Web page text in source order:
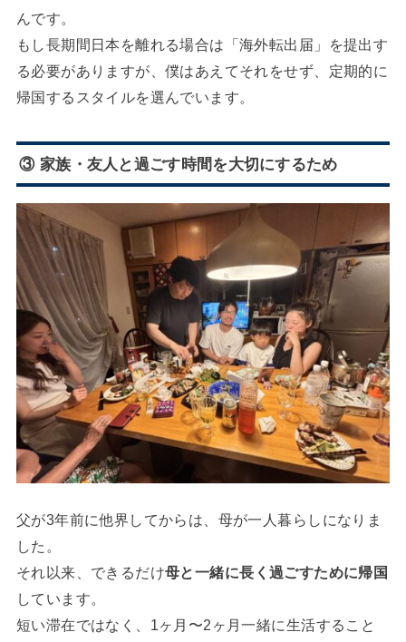
んです。
もし長期間日本を離れる場合は「海外転出届」を提出す
る必要がありますが、僕はあえてそれをせず、定期的に
帰国するスタイルを選んでいます。
③ 家族・友人と過ごす時間を大切にするため
父が3年前に他界してからは、母が一人暮らしになりま
した。
それ以来、できるだけ母と一緒に長く過ごすために帰国
しています。
短い滞在ではなく、1ヶ月〜2ヶ月一緒に生活すること